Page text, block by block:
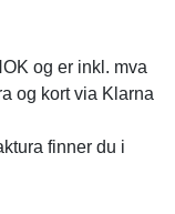
og er inkl. mva
og kort via Klarna
finner du i